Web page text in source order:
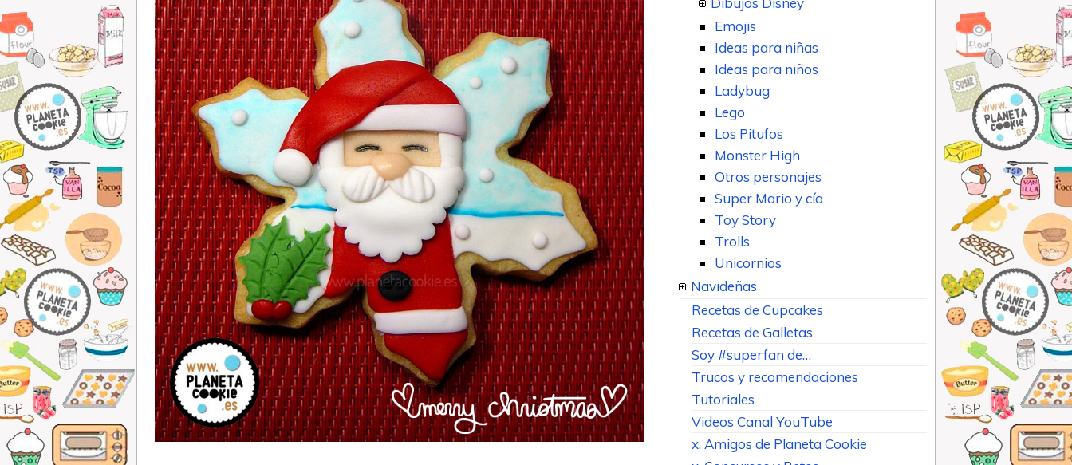
Emojis
Ideas para niñas
Ideas para niños
Ladybug
Lego
Los Pitufos
Monster High
Otros personajes
Super Mario y cía
Toy Story
Trolls
Unicornios
Navideñas
Recetas de Cupcakes
Recetas de Galletas
Soy #superfan de…
Trucos y recomendaciones
Tutoriales
Videos Canal YouTube
x. Amigos de Planeta Cookie